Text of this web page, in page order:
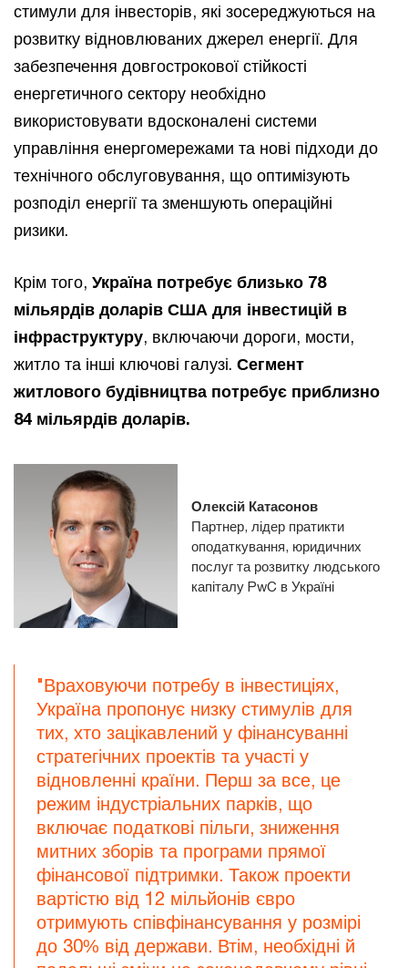
стимули для інвесторів, які зосереджуються на
розвитку відновлюваних джерел енергії. Для
забезпечення довгострокової стійкості
енергетичного сектору необхідно
використовувати вдосконалені системи
управління енергомережами та нові підходи до
технічного обслуговування, що оптимізують
розподіл енергії та зменшують операційні
ризики.
Крім того, Україна потребує близько 78
мільярдів доларів США для інвестицій в
інфраструктуру, включаючи дороги, мости,
житло та інші ключові галузі. Сегмент
житлового будівництва потребує приблизно
84 мільярдів доларів.
Олексій Катасонов
Партнер, лідер пратикти
оподаткування, юридичних
послуг та розвитку людського
капіталу PwC в Україні
"Враховуючи потребу в інвестиціях,
Україна пропонує низку стимулів для
тих, хто зацікавлений у фінансуванні
стратегічних проектів та участі у
відновленні країни. Перш за все, це
режим індустріальних парків, що
включає податкові пільги, зниження
митних зборів та програми прямої
фінансової підтримки. Також проекти
вартістю від 12 мільйонів євро
отримують співфінансування у розмірі
до 30% від держави. Втім, необхідні й